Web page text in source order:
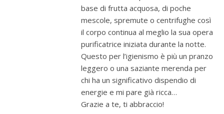
base di frutta acquosa, di poche
mescole, spremute o centrifughe così
il corpo continua al meglio la sua opera
purificatrice iniziata durante la notte.
Questo per l’igienismo è più un pranzo
leggero o una saziante merenda per
chi ha un significativo dispendio di
energie e mi pare già ricca…
Grazie a te, ti abbraccio!